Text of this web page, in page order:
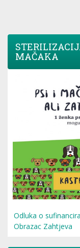
MAČAKA
Odluka o
Obrazac Zahtjeva